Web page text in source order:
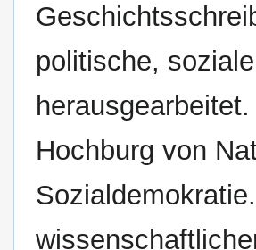
politische,
Hochburg von